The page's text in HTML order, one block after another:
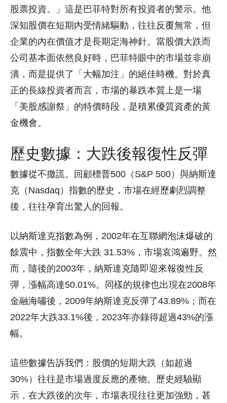
股票投資。」這是巴菲特對所有投資者的警示。他
深知股價在短期內受情緒驅動，往往反覆無常，但
企業的內在價值才是長期定海神針。當股價大跌而
公司基本面依然良好時，巴菲特眼中的市場並非崩
潰，而是提供了「大幅加注」的絕佳時機。對於真
正的長線投資者而言，市場的暴跌本質上是一場
「美股感謝祭」的特價時段，是積累優質資產的黃
金機會。
歷史數據：大跌後報復性反彈
數據從不撒謊。回顧標普500（S&P 500）與納斯達
克（Nasdaq）指數的歷史，市場在經歷劇烈調整
後，往往孕育出驚人的回報。
以納斯達克指數為例，2002年在互聯網泡沫爆破的
餘震中，指數全年大跌 31.53%，市場哀鴻遍野。然
而，隨後的2003年，納斯達克隨即迎來報復性反
彈，漲幅高達50.01%。同樣的規律也出現在2008年
金融海嘯後，2009年納斯達克反彈了43.89%；而在
2022年大跌33.1%後，2023年亦錄得超過43%的漲
幅。
這些數據告訴我們：股價的短期大跌（如超過
30%）往往是市場過度反應的產物。歷史經驗顯
示，在大跌後的次年，市場表現往往更加強勁，甚